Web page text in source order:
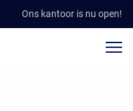
Ons kantoor is nu open!